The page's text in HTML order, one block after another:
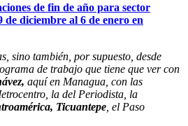
de fin de año para sector
de diciembre al 6 de enero en
sino también, por supuesto, desde
de trabajo que tiene que ver con
aquí en Managua, con las
la del Periodista, la
Ticuantepe , el Paso